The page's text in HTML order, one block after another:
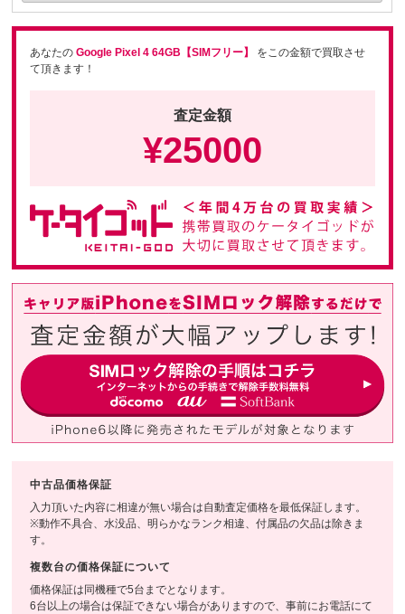
あなたのGoogle Pixel 4 64GB【SIMフリー】
をこの金額で買取させ
て頂きます！
査定金額
¥25000
中古品価格保証
入力頂いた内容に相違が無い場合は自動査定価格を最低保証します。
※動作不具合、水没品、明らかなランク相違、付属品の欠品は除きま
す。
複数台の価格保証について
価格保証は同機種で5台までとなります。
6台以上の場合は保証できない場合がありますので、事前にお電話にて